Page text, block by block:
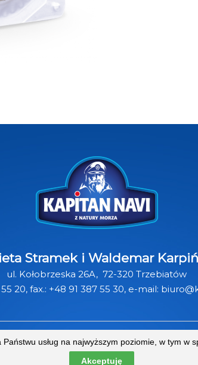
Stramek i Waldemar
ul. Kołobrzeska 26A, 72-320 Trzebiatów
20, fax.: +48 91 387 55 30, e-mail:
PRODUKTY PRZEPISY
usług na najwyższym poziomie, w tym w
Akceptuję